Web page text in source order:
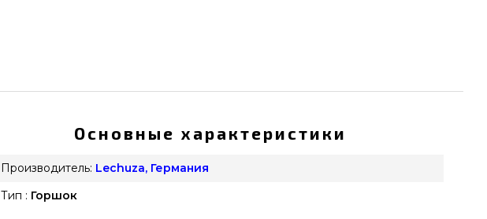
Основные характеристики
Производитель: Lechuza, Германия
Тип : Горшок